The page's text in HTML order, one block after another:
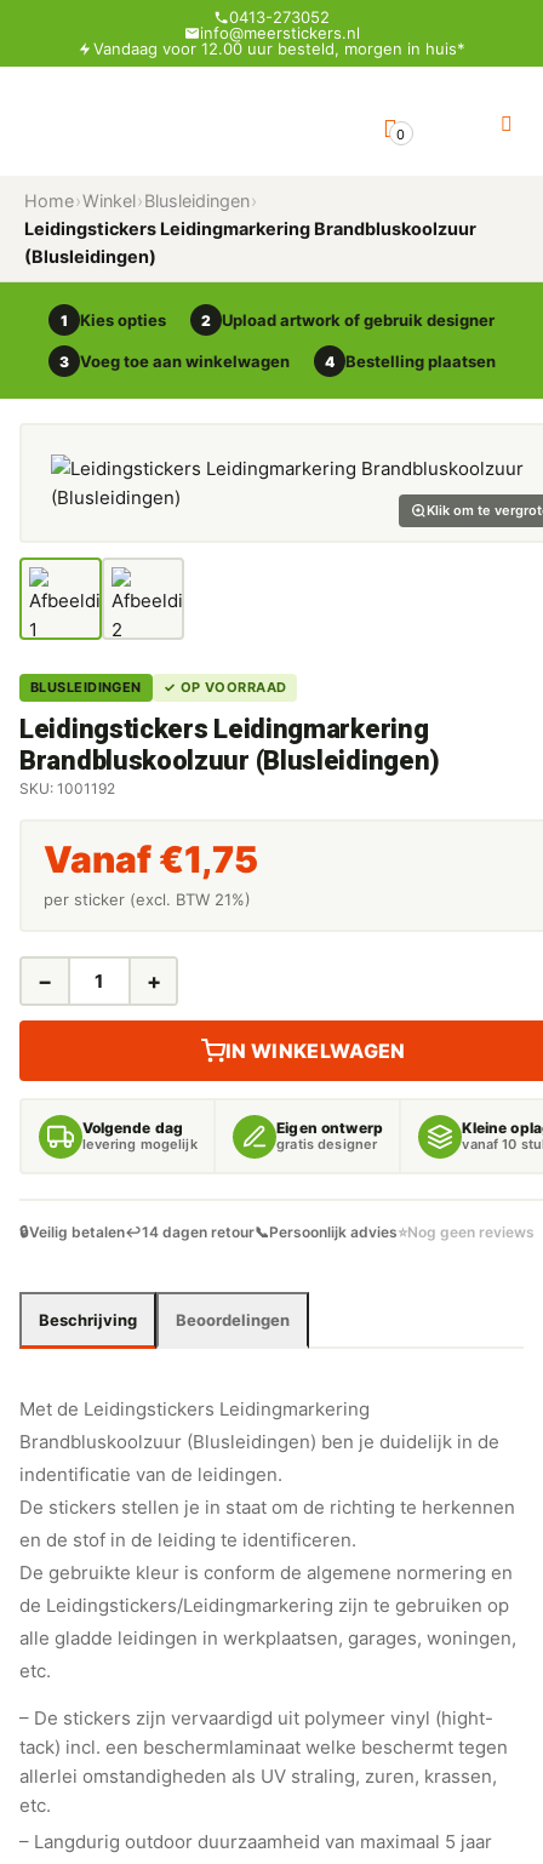
0413-273052
info@meerstickers.nl
Vandaag voor 12.00 uur besteld, morgen in huis*
0
Home›Winkel›Blusleidingen›
Leidingstickers Leidingmarkering Brandbluskoolzuur
(Blusleidingen)
1 Kies opties 2 Upload artwork of gebruik designer
3 Voeg toe aan winkelwagen 4 Bestelling plaatsen
Klik om te
BLUSLEIDINGEN ✓ OP VOORRAAD
Leidingstickers Leidingmarkering
Brandbluskoolzuur (Blusleidingen)
SKU: 1001192
Vanaf €1,75
per sticker (excl. BTW 21%)
LEIDINGSTICKERS
BRANDBLUSKOOLZUUR
− +
IN WINKELWAGEN
Volgende dag
levering mogelijk
Eigen ontwerp
gratis designer
Kleine
vanaf 10
🔒Veilig betalen↩️14 dagen retour📞Persoonlijk advies⭐Nog geen reviews
Beschrijving Beoordelingen
Met de Leidingstickers Leidingmarkering
Brandbluskoolzuur (Blusleidingen) ben je duidelijk in de
indentificatie van de leidingen.
De stickers stellen je in staat om de richting te herkennen
en de stof in de leiding te identificeren.
De gebruikte kleur is conform de algemene normering en
de Leidingstickers/Leidingmarkering zijn te gebruiken op
alle gladde leidingen in werkplaatsen, garages, woningen,
etc.
– De stickers zijn vervaardigd uit polymeer vinyl (hight-
tack) incl. een beschermlaminaat welke beschermt tegen
allerlei omstandigheden als UV straling, zuren, krassen,
etc.
– Langdurig outdoor duurzaamheid van maximaal 5 jaar